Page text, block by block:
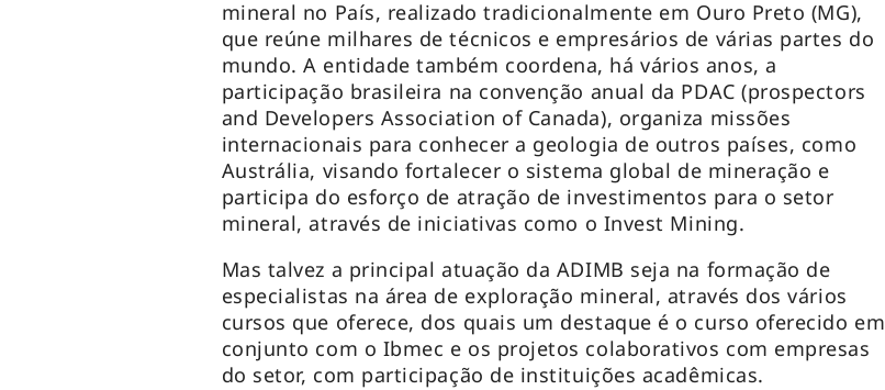
mineral no País, realizado tradicionalmente em Ouro Preto (MG),
que reúne milhares de técnicos e empresários de várias partes do
mundo. A entidade também coordena, há vários anos, a
participação brasileira na convenção anual da PDAC (prospectors
and Developers Association of Canada), organiza missões
internacionais para conhecer a geologia de outros países, como
Austrália, visando fortalecer o sistema global de mineração e
participa do esforço de atração de investimentos para o setor
mineral, através de iniciativas como o Invest Mining.
Mas talvez a principal atuação da ADIMB seja na formação de
especialistas na área de exploração mineral, através dos vários
cursos que oferece, dos quais um destaque é o curso oferecido em
conjunto com o Ibmec e os projetos colaborativos com empresas
do setor, com participação de instituições acadêmicas.